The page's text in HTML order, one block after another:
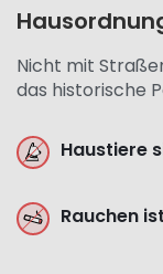
Nicht mit
das historische
Haustiere
Rauchen